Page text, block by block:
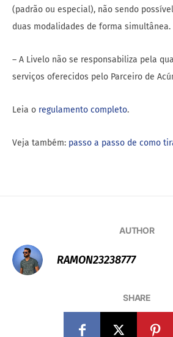
(padrão ou especial), não sendo
duas modalidades de forma simultânea.
– A Livelo não se responsabiliza pela
serviços oferecidos pelo Parceiro de
Leia o regulamento completo.
Veja também: passo a passo de como
AUTHOR
RAMON23238777
SHARE